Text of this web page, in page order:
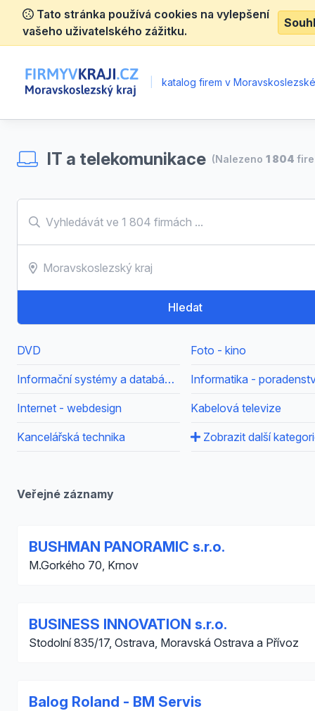
Tato stránka používá cookies na vylepšení
vašeho uživatelského zážitku.
katalog firem v
IT a telekomunikace (Nalezeno 1 804
Hledat
DVD Foto - kino
Informační systémy a databáze - poradenství Informatika -
Internet - webdesign Kabelová televize
Kancelářská technika Zobrazit další
Veřejné záznamy
BUSHMAN PANORAMIC s.r.o.
M.Gorkého 70, Krnov
BUSINESS INNOVATION s.r.o.
Stodolní 835/17, Ostrava, Moravská Ostrava a Přívoz
Balog Roland - BM Servis